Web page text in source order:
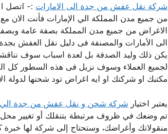
شركة نقل عفش من جدة الى الامارات :- اتصل
من جميع مدن المملكة الي الإمارات فأنت الان
الاغراض من جميع مدن المملكة بصفة عامة
الى الأمارات والمصنفة فى دليل نقل العفش
يكن ذلك وليد الصدفة بل لعدة اسباب سوف
لجميع العملاء وسوف نزيل فى هذه السطور كل
مكتبك او شركتك او ايه اغراض تود شحنها لدولة
يعتبر اختيار شركة شحن و نقل عفش من جدة الي
تم وضعك في ظروف مرتبطة بتنقلك أو تغيير